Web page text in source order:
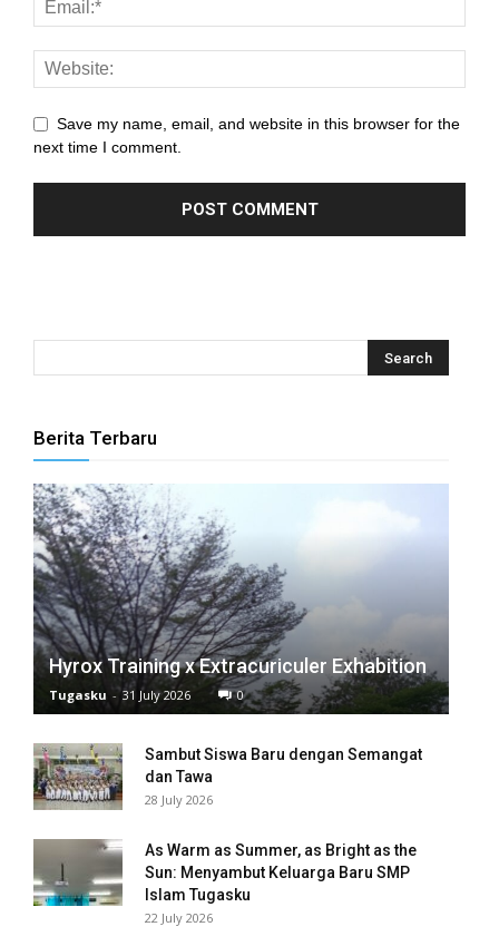
Save my name, email, and website in this browser for the
next time I comment.
Berita Terbaru
Hyrox Training x Extracuriculer Exhabition
Tugasku - 31 July 2026 0
Sambut Siswa Baru dengan Semangat
dan Tawa
28 July 2026
As Warm as Summer, as Bright as the
Sun: Menyambut Keluarga Baru SMP
Islam Tugasku
22 July 2026